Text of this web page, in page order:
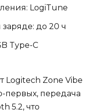
LogiTune
до 20 ч
Type-C
Logitech Zone Vibe
первых, передача
5.2, что